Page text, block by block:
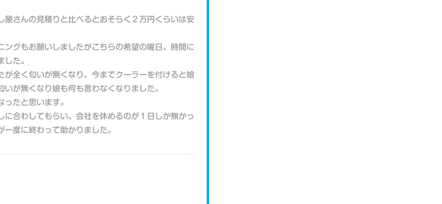
屋さんの見積りと比べるとおそらく２万円くらいは安
ングもお願いしましたがこちらの希望の曜日、時間に
た。
が全く匂いが無くなり、今までクーラーを付けると娘
が無くなり娘も何も言わなくなりました。
たと思います。
に合わしてもらい、会社を休めるのが１日しか無かっ
度に終わって助かりました。